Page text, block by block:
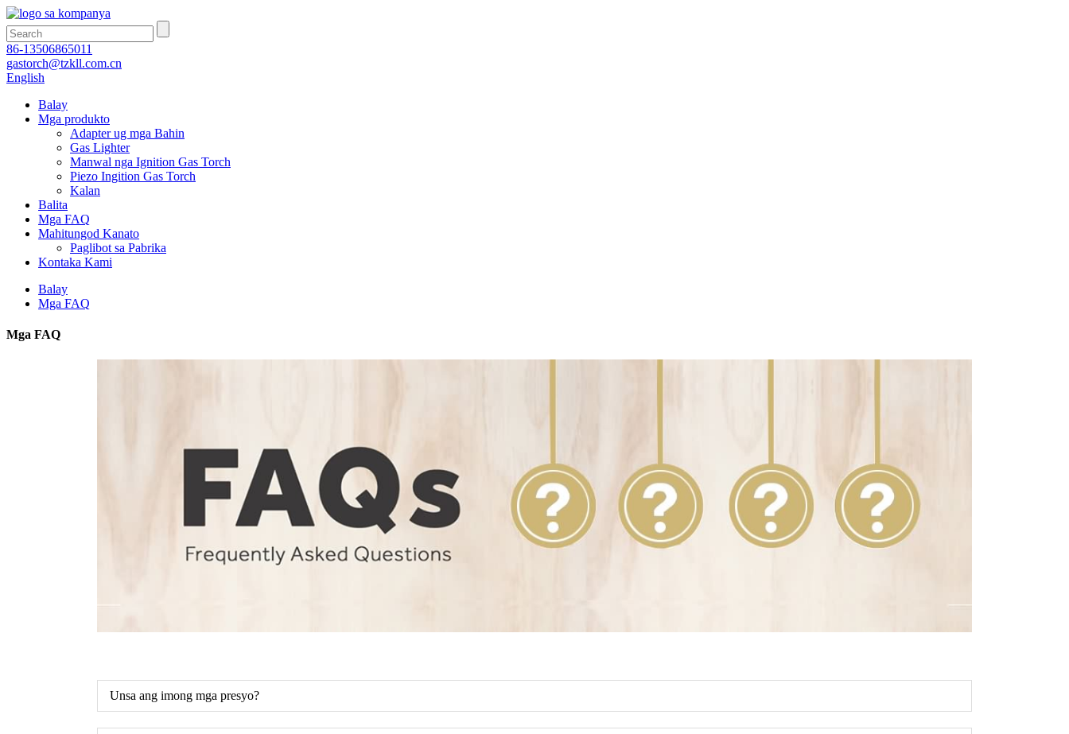
86-13506865011
gastorch@tzkll.com.cn
English
Balay
Mga produkto
Adapter ug mga Bahin
Gas Lighter
Manwal nga Ignition Gas Torch
Piezo Ingition Gas Torch
Kalan
Balita
Mga FAQ
Mahitungod Kanato
Paglibot sa Pabrika
Kontaka Kami
Balay
Mga FAQ
Mga FAQ
Unsa ang imong mga presyo?